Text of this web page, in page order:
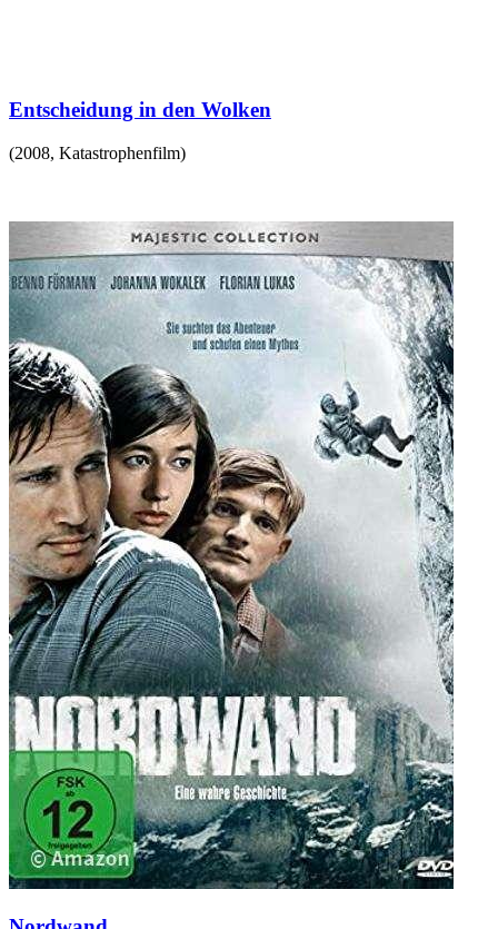
Entscheidung in den Wolken
(2008, Katastrophenfilm)